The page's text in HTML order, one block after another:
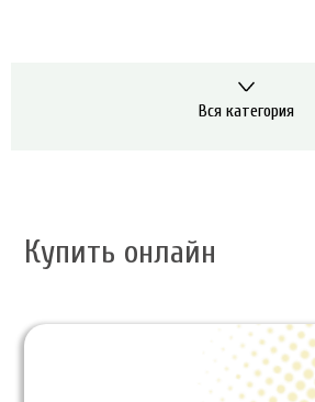
Вся категория
Купить онлайн